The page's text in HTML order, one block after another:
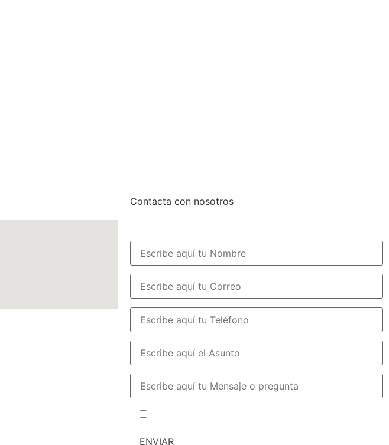
Contacta con nosotros
He leído y acepto la política de privacidad y cookies